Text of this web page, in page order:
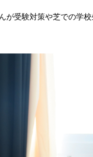
受験対策や芝での学校